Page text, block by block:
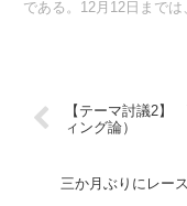
である。12月12日まで
【テーマ討議2】
ィング論）
三か月ぶりにレー